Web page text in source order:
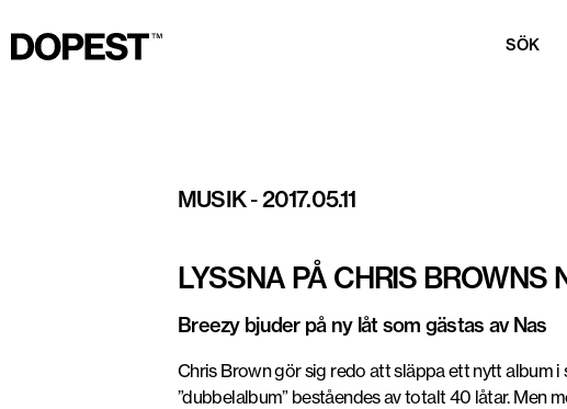
SÖK
MUSIK-2017.05.11
LYSSNA PÅ CHRIS BROWNS
Breezy bjuder på ny låt som gästas av Nas
Chris Brown gör sig redo att släppa ett nytt album i
”dubbelalbum” beståendes av totalt 40 låtar. Men